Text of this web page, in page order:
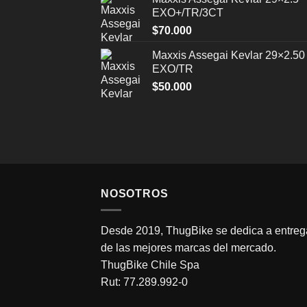
EXO+/TR/3CT
$70.000
Maxxis Assegai Kevlar 29×2.50
EXO/TR
$50.000
NOSOTROS
Desde 2019, ThugBike se dedica a
de las mejores marcas del mercado.
ThugBike Chile Spa
Rut: 77.289.992-0